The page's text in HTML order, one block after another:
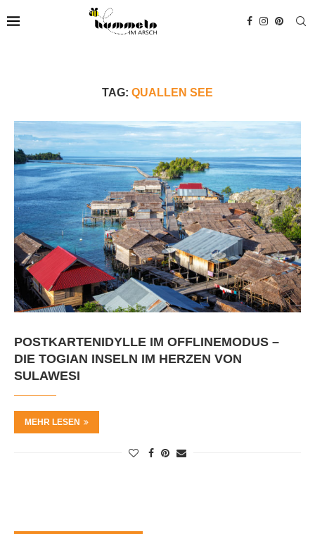
TAG: QUALLEN SEE
POSTKARTENIDYLLE IM OFFLINEMODUS –
DIE TOGIAN INSELN IM HERZEN VON
SULAWESI
MEHR LESEN